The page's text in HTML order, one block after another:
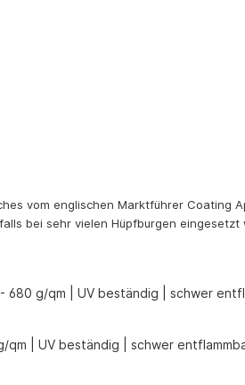
vom englischen Marktführer Coating
bei sehr vielen Hüpfburgen
g/qm | UV beständig | schwer
| UV beständig | schwer